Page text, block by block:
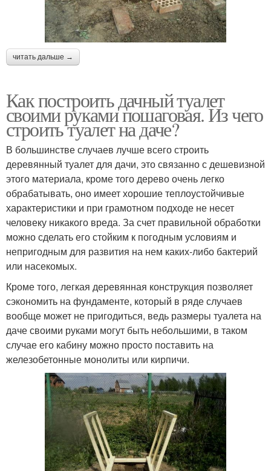
читать дальше →
Как построить дачный туалет
своими руками пошаговая. Из чего
строить туалет на даче?
В большинстве случаев лучше всего строить
деревянный туалет для дачи, это связанно с дешевизной
этого материала, кроме того дерево очень легко
обрабатывать, оно имеет хорошие теплоустойчивые
характеристики и при грамотном подходе не несет
человеку никакого вреда. За счет правильной обработки
можно сделать его стойким к погодным условиям и
непригодным для развития на нем каких-либо бактерий
или насекомых.
Кроме того, легкая деревянная конструкция позволяет
сэкономить на фундаменте, который в ряде случаев
вообще может не пригодиться, ведь размеры туалета на
даче своими руками могут быть небольшими, в таком
случае его кабину можно просто поставить на
железобетонные монолиты или кирпичи.